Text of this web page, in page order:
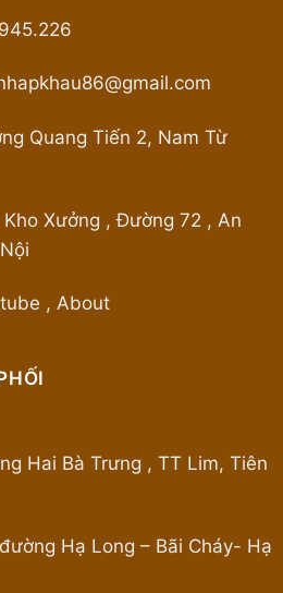
Quang Tiến 2, Nam Từ
Kho Xưởng , Đường 72 , An
, About
Hai Bà Trưng , TT Lim, Tiên
Hạ Long – Bãi Cháy- Hạ